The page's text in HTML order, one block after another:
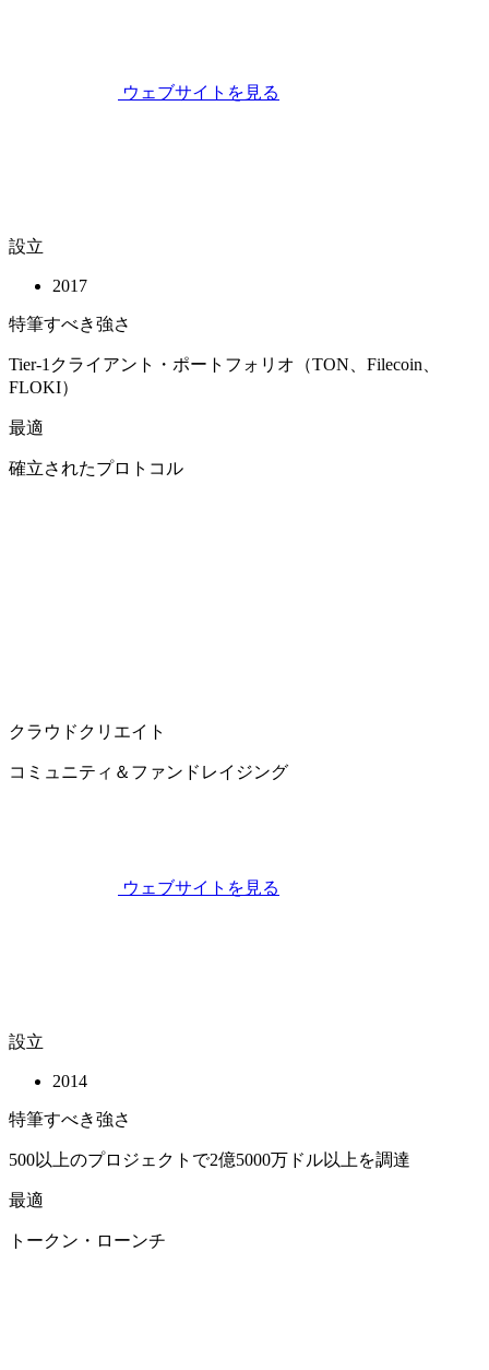
ウェブサイトを見る
設立
2017
特筆すべき強さ
Tier-1クライアント・ポートフォリオ（TON、Filecoin、
FLOKI）
最適
確立されたプロトコル
クラウドクリエイト
コミュニティ＆ファンドレイジング
ウェブサイトを見る
設立
2014
特筆すべき強さ
500以上のプロジェクトで2億5000万ドル以上を調達
最適
トークン・ローンチ